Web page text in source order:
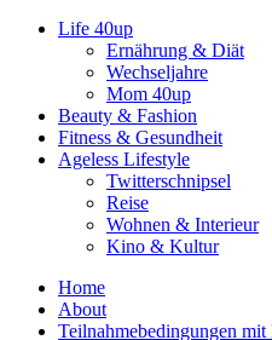
Life 40up
Ernährung & Diät
Wechseljahre
Mom 40up
Beauty & Fashion
Fitness & Gesundheit
Ageless Lifestyle
Twitterschnipsel
Reise
Wohnen & Interieur
Kino & Kultur
Home
About
Teilnahmebedingungen